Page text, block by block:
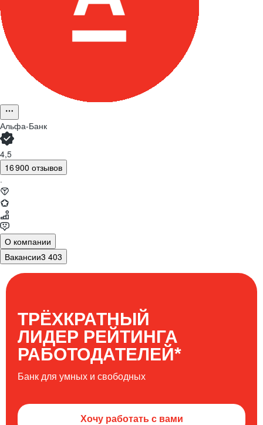
Альфа-Банк
4,5
16 900 отзывов
·
О компании
Вакансии3 403
ТРЁХКРАТНЫЙ
ЛИДЕР РЕЙТИНГА
РАБОТОДАТЕЛЕЙ*
Банк для умных и свободных
Хочу работать с вами